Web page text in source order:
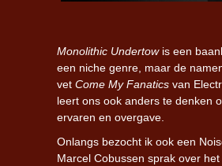
Monolithic Undertowis een
een niche genre, maar de
vet Come My Fanatics van
leert ons ook anders te denken
ervaren en overgave.
Onlangs bezocht ik ook een
Marcel Cobussen sprak over